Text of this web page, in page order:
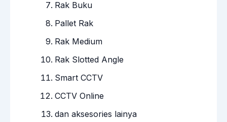
Rak Buku
Pallet Rak
Rak Medium
Rak Slotted Angle
Smart CCTV
CCTV Online
dan aksesories lainya